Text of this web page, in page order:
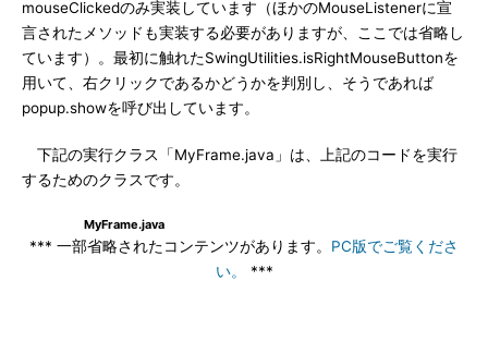
mouseClickedのみ実装しています（ほかのMouseListenerに宣
言されたメソッドも実装する必要がありますが、ここでは省略し
ています）。最初に触れたSwingUtilities.isRightMouseButtonを
用いて、右クリックであるかどうかを判別し、そうであれば
popup.showを呼び出しています。
下記の実行クラス「MyFrame.java」は、上記のコードを実行
するためのクラスです。
MyFrame.java
*** 一部省略されたコンテンツがあります。 PC版でご覧くださ
い。
***